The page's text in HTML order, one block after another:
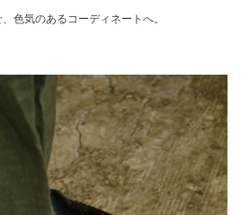
色気のあるコーディネートへ。